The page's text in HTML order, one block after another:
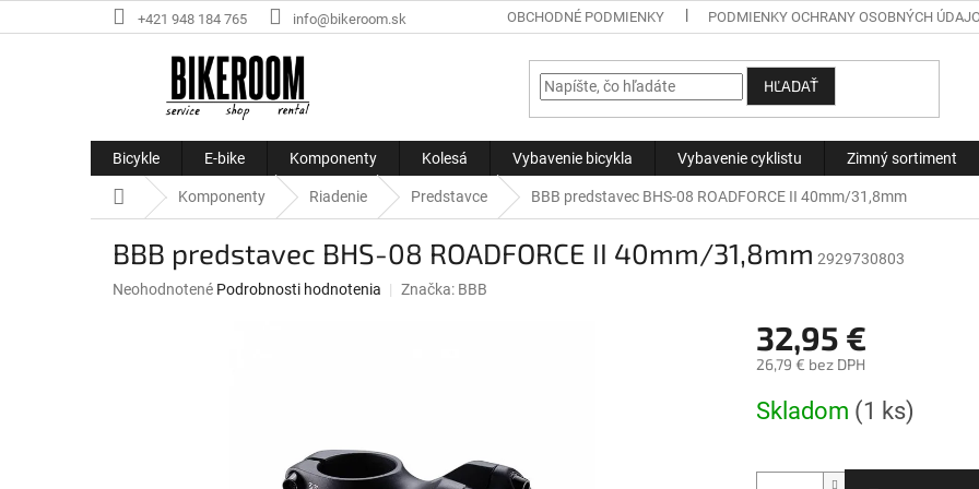
na
+421 948 184 765 info@bikeroom.sk OBCHODNÉ PODMIENKY PODMIENKY OCHRANY OSOBNÝCH
HĽADAŤ
Bicykle E-bike Komponenty Kolesá Vybavenie bicykla Vybavenie cyklistu Zimný sortiment
DomovKomponenty Riadenie Predstavce BBB predstavec BHS-08 ROADFORCE II 40mm/31,8mm
BBB predstavec BHS-08 ROADFORCE II 40mm/31,8mm 2929730803
Priemerné
Neohodnotené Podrobnosti hodnotenia Značka: BBB
32,95 €
26,79 € bez DPH
cena:
Skladom (1 ks)